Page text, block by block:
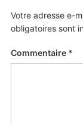
Votre adresse e-
obligatoires sont
Commentaire *